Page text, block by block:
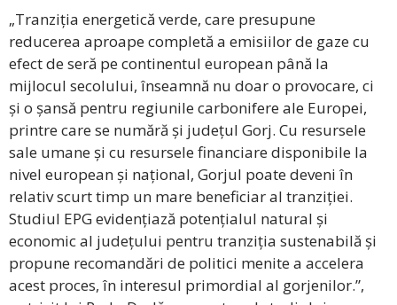
„Tranziția energetică verde, care presupune
reducerea aproape completă a emisiilor de gaze cu
efect de seră pe continentul european până la
mijlocul secolului, înseamnă nu doar o provocare, ci
și o șansă pentru regiunile carbonifere ale Europei,
printre care se numără și județul Gorj. Cu resursele
sale umane și cu resursele financiare disponibile la
nivel european și național, Gorjul poate deveni în
relativ scurt timp un mare beneficiar al tranziției.
Studiul EPG evidențiază potențialul natural și
economic al județului pentru tranziția sustenabilă și
propune recomandări de politici menite a accelera
acest proces, în interesul primordial al gorjenilor.”,